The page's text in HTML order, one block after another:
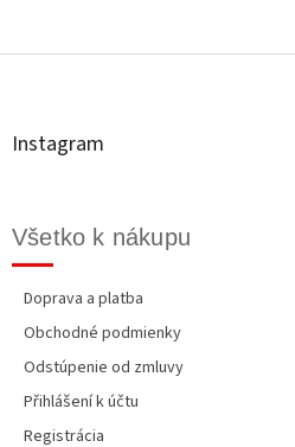
á
Instagram
Všetko k nákupu
Doprava a platba
Obchodné podmienky
Odstúpenie od zmluvy
Přihlášení k účtu
Registrácia